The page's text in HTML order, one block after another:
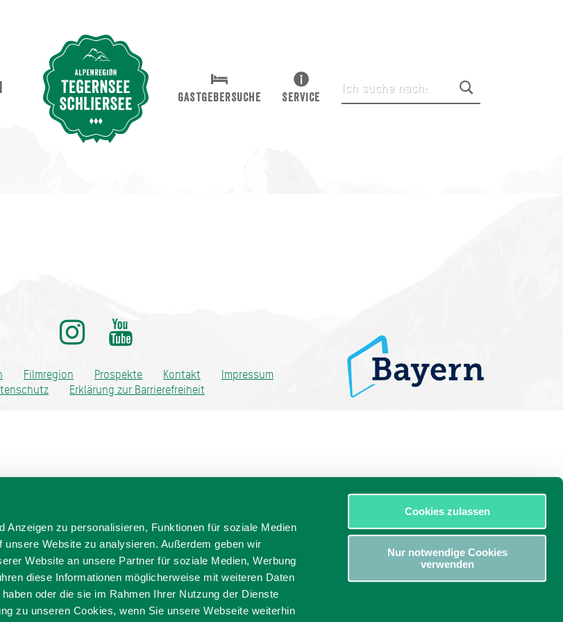
Anzeigen zu personalisieren, Funktionen für soziale Medien
Website zu analysieren. Außerdem geben wir
Website an unsere Partner für soziale Medien, Werbung
diese Informationen möglicherweise mit weiteren Daten
oder die sie im Rahmen Ihrer Nutzung der Dienste
zu unseren Cookies, wenn Sie unsere Webseite weiterhin
Cookies zulassen
Nur notwendige Cookies
verwenden
Filmregion Prospekte Kontakt
Impressum
Erklärung zur Barrierefreiheit
GASTGEBERSUCHE SERVICE